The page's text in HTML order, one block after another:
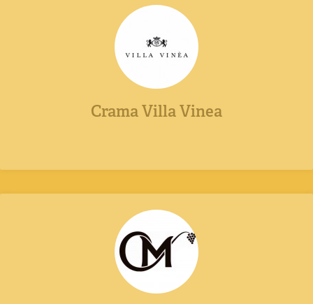
Crama Villa Vinea